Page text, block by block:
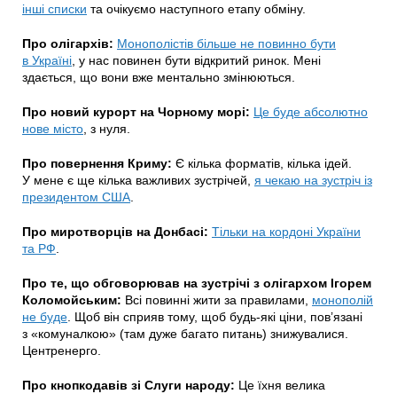
інші списки та очікуємо наступного етапу обміну.
Про олігархів: Монополістів більше не повинно бути
в Україні , у нас повинен бути відкритий ринок. Мені
здається, що вони вже ментально змінюються.
Про новий курорт на Чорному морі: Це буде абсолютно
нове місто , з нуля.
Про повернення Криму: Є кілька форматів, кілька ідей.
У мене є ще кілька важливих зустрічей, я чекаю на зустріч із
президентом США
Про миротворців на Донбасі: Тільки на кордоні України
та РФ
Про те, що обговорював на зустрічі з олігархом Ігорем
Коломойським: Всі повинні жити за правилами, монополій
не буде . Щоб він сприяв тому, щоб будь-які ціни, пов’язані
з «комуналкою» (там дуже багато питань) знижувалися.
Центренерго.
Про кнопкодавів зі Слуги народу: Це їхня велика